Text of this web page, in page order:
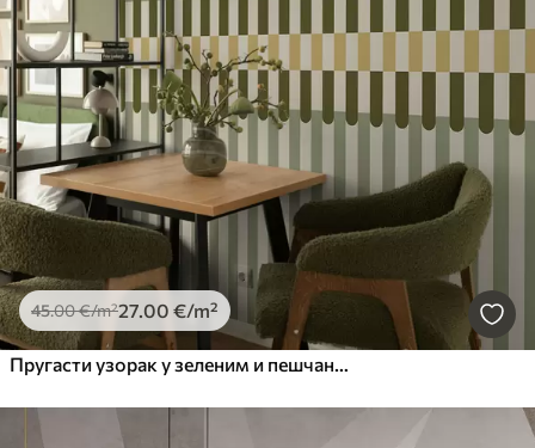
45.00€/m²27.00 €/m²
Пругасти узорак у зеленим и пешчаним тоновима